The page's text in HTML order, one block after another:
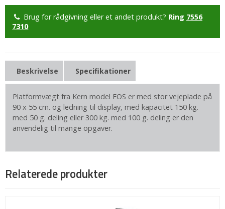
Brug for rådgivning eller et andet produkt? Ring 7556
7310
Beskrivelse Specifikationer
Platformvægt fra Kern model EOS er med stor vejeplade på
90 x 55 cm. og ledning til display, med kapacitet 150 kg.
med 50 g. deling eller 300 kg. med 100 g. deling er den
anvendelig til mange opgaver.
Relaterede produkter